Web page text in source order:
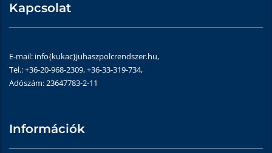
Kapcsolat
E-mail: info{kukac}juhaszpolcrendszer.hu,
Tel.: +36-20-968-2309, +36-33-319-734,
Adószám: 23647783-2-11
Információk